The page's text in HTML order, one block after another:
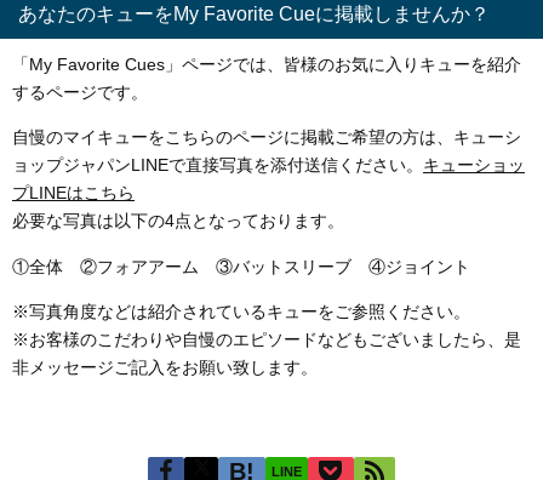
あなたのキューをMy Favorite Cueに掲載しませんか？
「My Favorite Cues」ページでは、皆様のお気に入りキューを紹介
するページです。
自慢のマイキューをこちらのページに掲載ご希望の方は、キューシ
ョップジャパンLINEで直接写真を添付送信ください。 キューショッ
プLINEはこちら
必要な写真は以下の4点となっております。
①全体 ②フォアアーム ③バットスリーブ ④ジョイント
※写真角度などは紹介されているキューをご参照ください。
※お客様のこだわりや自慢のエピソードなどもございましたら、是
非メッセージご記入をお願い致します。
LINE